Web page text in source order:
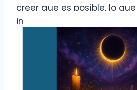
creer que es posible, lo
impulso adicional.
Crea escenarios
diferentes
alcanzas el éxito.